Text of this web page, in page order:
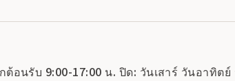
ต้อนรับ 9:00-17:00 น. ปิด: วันเสาร์ วันอาทิ